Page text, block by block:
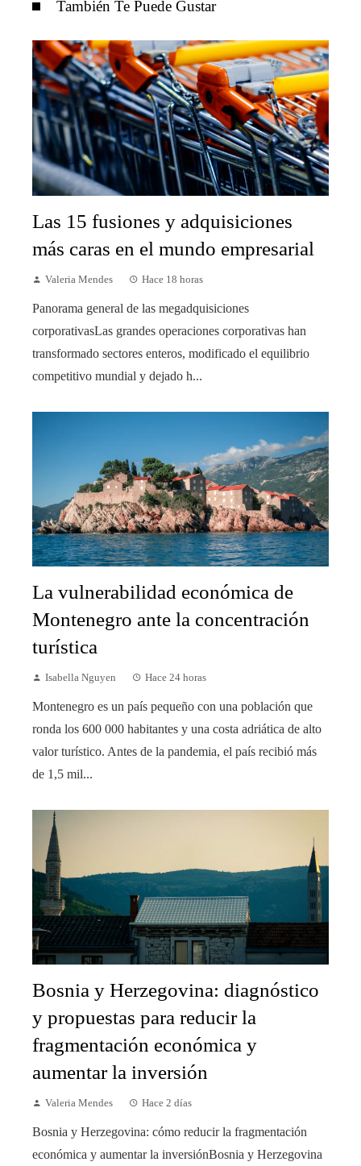
También Te Puede Gustar
Las 15 fusiones y adquisiciones
más caras en el mundo empresarial
Valeria Mendes Hace 18 horas
Panorama general de las megadquisiciones
corporativasLas grandes operaciones corporativas han
transformado sectores enteros, modificado el equilibrio
competitivo mundial y dejado h...
La vulnerabilidad económica de
Montenegro ante la concentración
turística
Isabella Nguyen Hace 24 horas
Montenegro es un país pequeño con una población que
ronda los 600 000 habitantes y una costa adriática de alto
valor turístico. Antes de la pandemia, el país recibió más
de 1,5 mil...
Bosnia y Herzegovina: diagnóstico
y propuestas para reducir la
fragmentación económica y
aumentar la inversión
Valeria Mendes Hace 2 días
Bosnia y Herzegovina: cómo reducir la fragmentación
económica y aumentar la inversiónBosnia y Herzegovina